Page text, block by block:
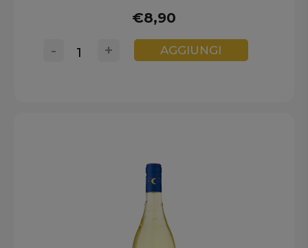
€8,90
+
- AGGIUNGI